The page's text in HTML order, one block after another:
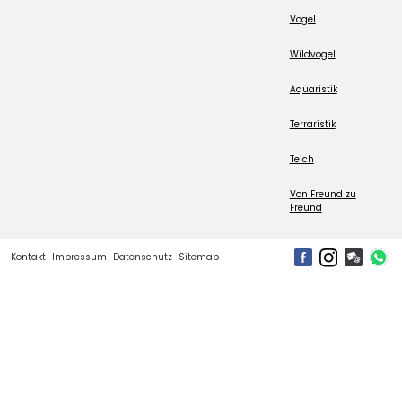
Vogel
Wildvogel
Aquaristik
Terraristik
Teich
Von Freund zu
Freund
Kontakt Impressum Datenschutz Sitemap